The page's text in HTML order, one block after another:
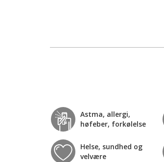
Astma, allergi,
høfeber, forkølelse
Helse, sundhed og
velvære